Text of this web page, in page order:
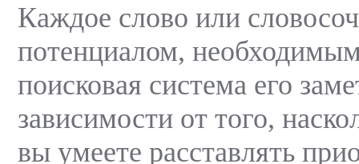
Каждое слово или
потенциалом,
поисковая система его
зависимости от того,
вы умеете расставлять